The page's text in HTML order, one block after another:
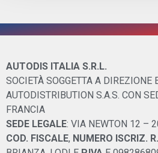
AUTODIS ITALIA S.R.L.
SOCIETÀ SOGGETTA A DIREZIONE
AUTODISTRIBUTION S.A.S. CON
FRANCIA
SEDE LEGALE: VIA NEWTON 12 –
COD. FISCALE, NUMERO ISCRIZ.